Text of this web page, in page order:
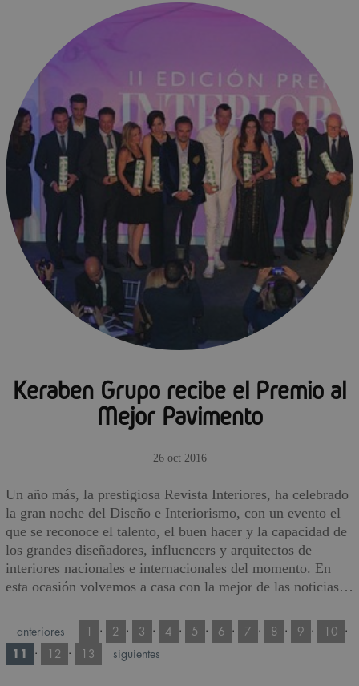
Keraben Grupo recibe el Premio al
Mejor Pavimento
26 oct 2016
Un año más, la prestigiosa Revista Interiores, ha celebrado
la gran noche del Diseño e Interiorismo, con un evento el
que se reconoce el talento, el buen hacer y la capacidad de
los grandes diseñadores, influencers y arquitectos de
interiores nacionales e internacionales del momento. En
esta ocasión volvemos a casa con la mejor de las noticias…
anteriores · 2 · 3 · 4 · 5 · 6 · 7 · 8 · 9 · 10 ·
11 · 12 · 13 siguientes